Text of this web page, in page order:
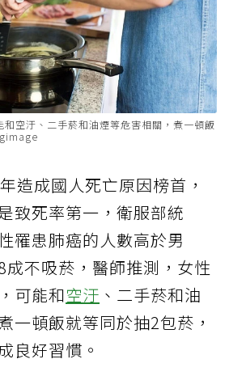
空汙、二手菸和油煙等危害相關，煮一頓飯
造成國人死亡原因榜首，
致死率第一，衛服部統
罹患肺癌的人數高於男
不吸菸，醫師推測，女性
可能和空汙 、二手菸和油
一頓飯就等同於抽2包菸，
良好習慣。